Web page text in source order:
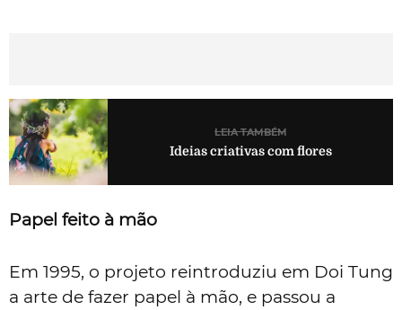
LEIA TAMBÉM
Ideias criativas com flores
Papel feito à mão
Em 1995, o projeto reintroduziu em Doi Tung
a arte de fazer papel à mão, e passou a